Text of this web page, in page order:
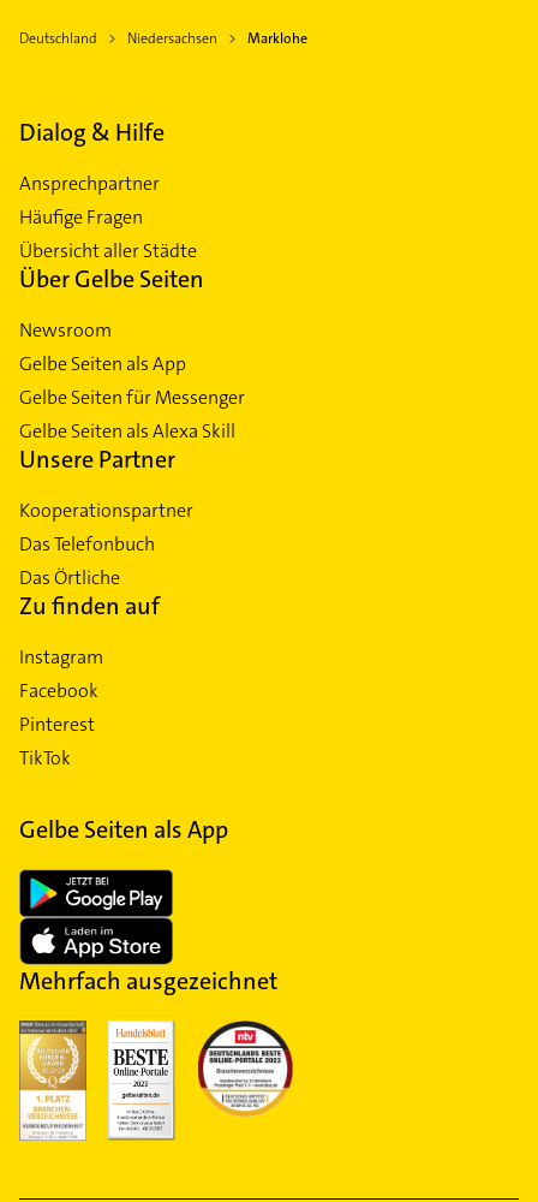
Deutschland Niedersachsen Marklohe
Dialog & Hilfe
Ansprechpartner
Häufige Fragen
Übersicht aller Städte
Über Gelbe Seiten
Newsroom
Gelbe Seiten als App
Gelbe Seiten für Messenger
Gelbe Seiten als Alexa Skill
Unsere Partner
Kooperationspartner
Das Telefonbuch
Das Örtliche
Zu finden auf
Instagram
Facebook
Pinterest
TikTok
Gelbe Seiten als App
Mehrfach ausgezeichnet